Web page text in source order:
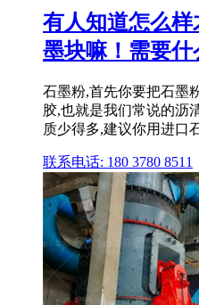
有人知道怎么
墨块嘛！需要什
石墨粉,首先你要把石墨
胶,也就是我们常说的沥
质少得多,建议你用进口
联系电话: 180 3780 8511